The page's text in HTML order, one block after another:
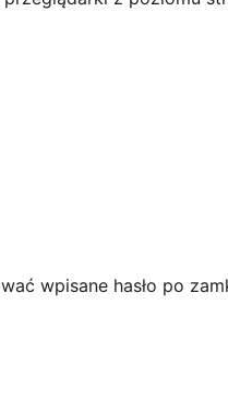
wpisane hasło po